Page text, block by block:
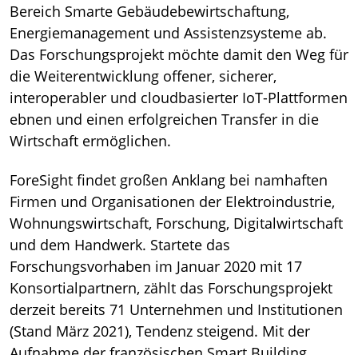
Bereich Smarte Gebäudebewirtschaftung,
Energiemanagement und Assistenzsysteme ab.
Das Forschungsprojekt möchte damit den Weg für
die Weiterentwicklung offener, sicherer,
interoperabler und cloudbasierter IoT-Plattformen
ebnen und einen erfolgreichen Transfer in die
Wirtschaft ermöglichen.
ForeSight findet großen Anklang bei namhaften
Firmen und Organisationen der Elektroindustrie,
Wohnungswirtschaft, Forschung, Digitalwirtschaft
und dem Handwerk. Startete das
Forschungsvorhaben im Januar 2020 mit 17
Konsortialpartnern, zählt das Forschungsprojekt
derzeit bereits 71 Unternehmen und Institutionen
(Stand März 2021), Tendenz steigend. Mit der